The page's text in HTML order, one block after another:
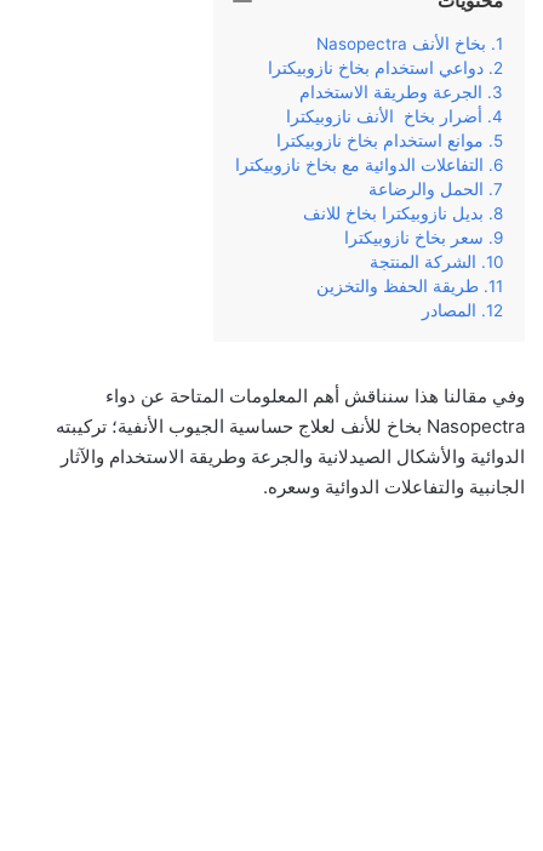
بخاخ الأنف Nasopectra
دواعي استخدام بخاخ نازوبيكترا
الجرعة وطريقة الاستخدام
أضرار بخاخ الأنف نازوبيكترا
موانع استخدام بخاخ نازوبيكترا
التفاعلات الدوائية مع بخاخ نازوبيكترا
الحمل والرضاعة
بديل نازوبيكترا بخاخ للانف
سعر بخاخ نازوبيكترا
الشركة المنتجة
طريقة الحفظ والتخزين
المصادر
وفي‌ ‌مقالنا‌ ‌هذا‌ ‌سنناقش‌ ‌أهم‌ ‌المعلومات‌ ‌المتاحة‌ ‌عن‌ دواء
‌Nasopectra بخاخ للأنف لعلاج حساسية الجيوب الأنفية؛ تركيبته‌
‌الدوائية‌ والأشكال الصيدلانية ‌والجرعة‌ ‌وطريقة‌ ‌الاستخدام‌ ‌والآثار‌
‌الجانبية‌ ‌والتفاعلات الدوائية وسعره‌.